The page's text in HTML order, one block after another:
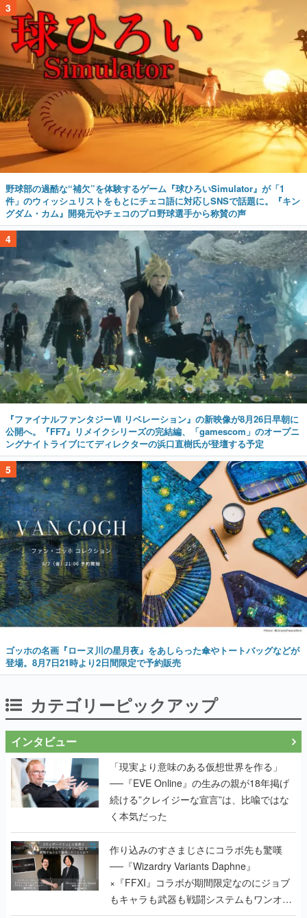
3
野球部の過酷な“補欠”を体験するゲーム『球ひろいSimulator』が「1
件」のウィッシュリストをもとにチェコ語に対応しSNSで話題に。『キン
グダム・カム』開発元やチェコのプロ野球選手から称賛の声
4
『ファイナルファンタジーⅦ リベレーション』の新映像が8月26日早朝に
公開へ。『FF7』リメイクシリーズの完結編、「gamescom」のオープニ
ングナイトライブにてディレクターの浜口直樹氏が登壇する予定
5
ゴッホの名画『ローヌ川の星月夜』をあしらった傘やトートバッグなどが
登場。8月7日21時より2日間限定で予約販売
カテゴリーピックアップ
インタビュー
「現実より意味のある仮想世界を作る」
──『EVE Online』の生みの親が18年掲げ
続ける”クレイジーな宣言”は、比喩ではな
く本気だった
作り込みのすさまじさにコラボ先も驚嘆
──『Wizardry Variants Daphne』
×『FFXI』コラボが期間限定なのにジョブ
もキャラも武器も戦闘システムもワンオフ
で作り込まれた理由を両ディレクターに聞